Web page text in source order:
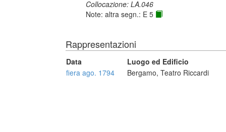
Collocazione: LA.046
Note: altra segn.: E 5
Rappresentazioni
Data
Luogo ed Edificio
fiera ago. 1794
Bergamo, Teatro Riccardi